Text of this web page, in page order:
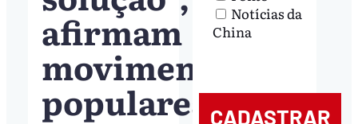
afirmam
movimentos
populares
Notícias da
China